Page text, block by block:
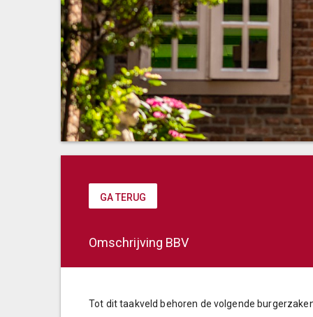
Omschrijving BBV
Tot dit taakveld behoren de volgende
GA TERUG